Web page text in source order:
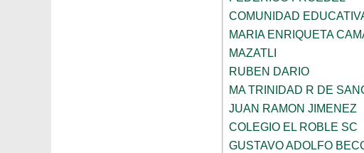
COMUNIDAD
MARIA ENRIQUETA
MAZATLI
RUBEN DARIO
MA TRINIDAD R DE
JUAN RAMON JIMENEZ
COLEGIO EL ROBLE SC
GUSTAVO ADOLFO